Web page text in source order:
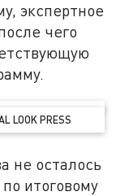
экспертное
чего
LOOK PRESS
не осталось
итоговому